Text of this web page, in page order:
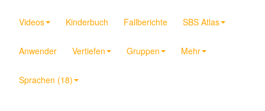
Videos Kinderbuch Fallberichte SBS Atlas
Anwender Vertiefen Gruppen Mehr
Sprachen (18)